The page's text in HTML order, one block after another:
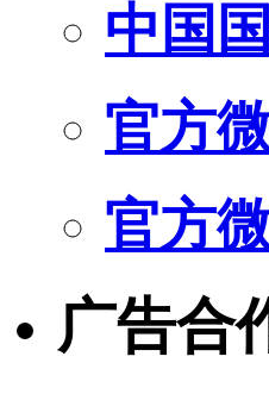
中国
官方
官方
广告合